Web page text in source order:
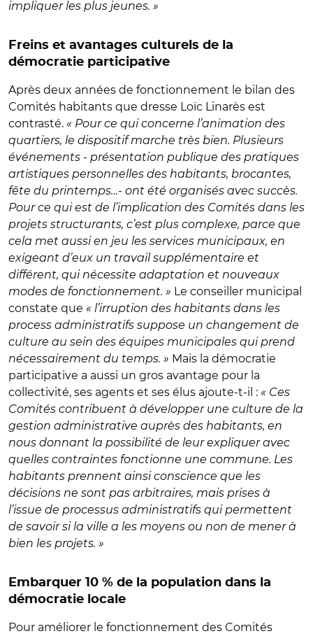
impliquer les plus jeunes. »
Freins et avantages culturels de la
démocratie participative
Après deux années de fonctionnement le bilan des
Comités habitants que dresse Loïc Linarès est
contrasté. « Pour ce qui concerne l’animation des
quartiers, le dispositif marche très bien. Plusieurs
événements - présentation publique des pratiques
artistiques personnelles des habitants, brocantes,
fête du printemps…- ont été organisés avec succès.
Pour ce qui est de l’implication des Comités dans les
projets structurants, c’est plus complexe, parce que
cela met aussi en jeu les services municipaux, en
exigeant d’eux un travail supplémentaire et
différent, qui nécessite adaptation et nouveaux
modes de fonctionnement. » Le conseiller municipal
constate que « l’irruption des habitants dans les
process administratifs suppose un changement de
culture au sein des équipes municipales qui prend
nécessairement du temps. » Mais la démocratie
participative a aussi un gros avantage pour la
collectivité, ses agents et ses élus ajoute-t-il : « Ces
Comités contribuent à développer une culture de la
gestion administrative auprès des habitants, en
nous donnant la possibilité de leur expliquer avec
quelles contraintes fonctionne une commune. Les
habitants prennent ainsi conscience que les
décisions ne sont pas arbitraires, mais prises à
l’issue de processus administratifs qui permettent
de savoir si la ville a les moyens ou non de mener à
bien les projets. »
Embarquer 10 % de la population dans la
démocratie locale
Pour améliorer le fonctionnement des Comités